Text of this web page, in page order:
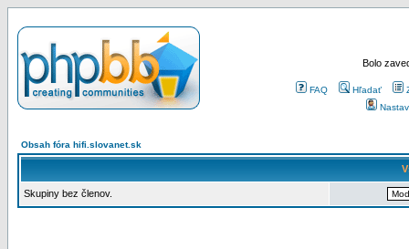
Bolo
FAQ Hľadať
Obsah fóra hifi.slovanet.sk
Skupiny bez členov.